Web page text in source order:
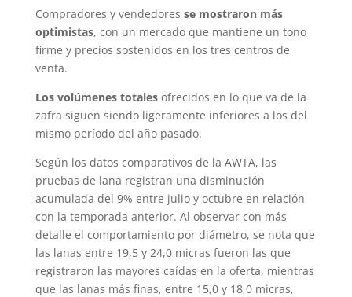
Compradores y vendedores se mostraron más
optimistas, con un mercado que mantiene un tono
firme y precios sostenidos en los tres centros de
venta.
Los volúmenes totales ofrecidos en lo que va de la
zafra siguen siendo ligeramente inferiores a los del
mismo período del año pasado.
Según los datos comparativos de la AWTA, las
pruebas de lana registran una disminución
acumulada del 9% entre julio y octubre en relación
con la temporada anterior. Al observar con más
detalle el comportamiento por diámetro, se nota que
las lanas entre 19,5 y 24,0 micras fueron las que
registraron las mayores caídas en la oferta, mientras
que las lanas más finas, entre 15,0 y 18,0 micras,